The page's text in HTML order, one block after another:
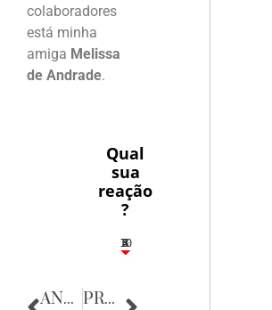
colaboradores
está minha
amiga Melissa
de Andrade.
Qual
sua
reação
?
5
2
4
3
10
ANTERIOR PRÓXIMA